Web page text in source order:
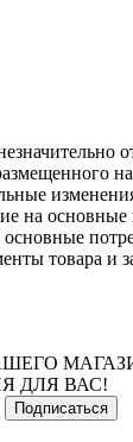
на основные
товара и
ДЛЯ ВАС!
Подписаться